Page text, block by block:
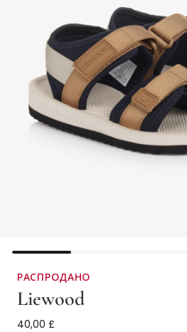
РАСПРОДАНО
Liewood
Beige Velcro Sandals
40,00 £